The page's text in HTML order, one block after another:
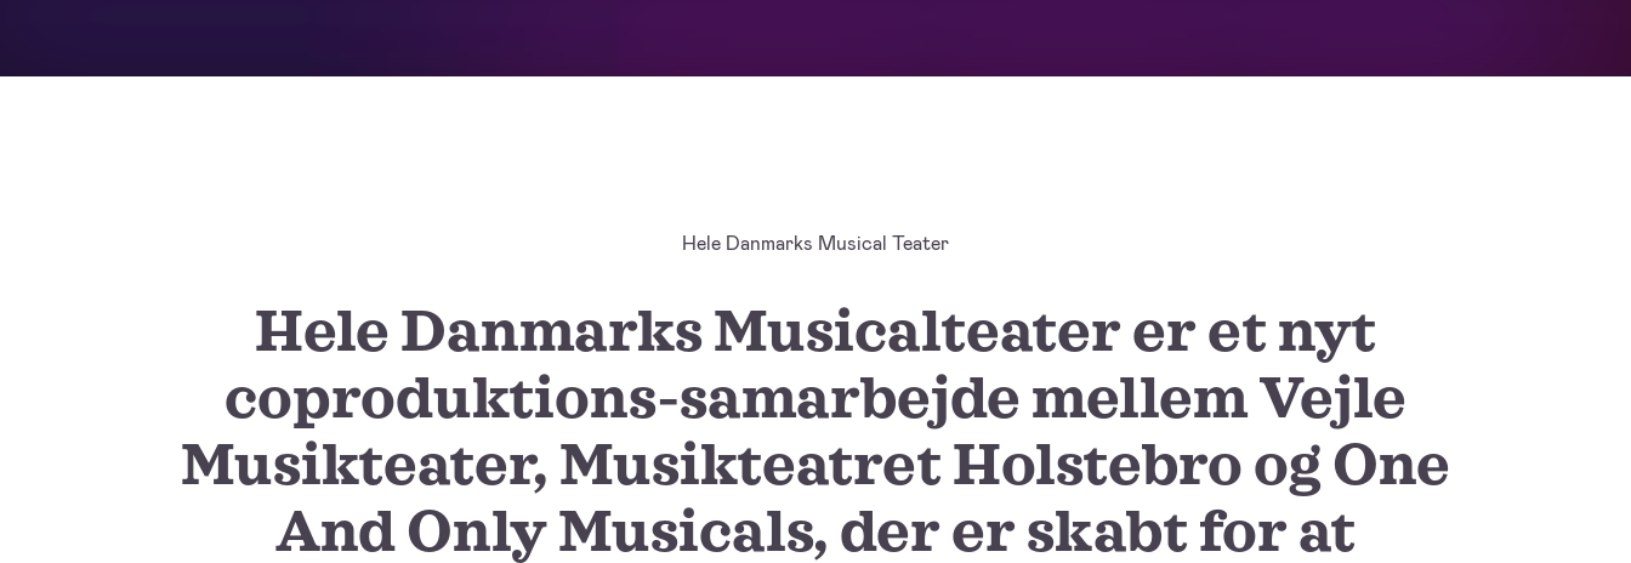
Hele Danmarks Musical Teater
Hele Danmarks Musicalteater er et nyt
coproduktions-samarbejde mellem Vejle
Musikteater, Musikteatret Holstebro og One
And Only Musicals, der er skabt for at